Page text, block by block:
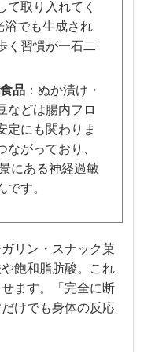
て取り入れてく
浴でも生成され
く習慣が一石二
品 ：ぬか漬け・
などは腸内フロ
定にも関わりま
がっており、
にある神経過敏
です。
リン・スナック菓
飽和脂肪酸。これ
ます。「完全に断
けでも身体の反応